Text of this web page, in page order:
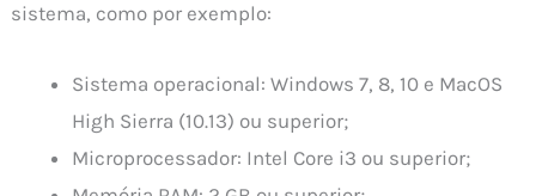
sistema, como por exemplo:
Sistema operacional: Windows 7, 8, 10 e MacOS
High Sierra (10.13) ou superior;
Microprocessador: Intel Core i3 ou superior;